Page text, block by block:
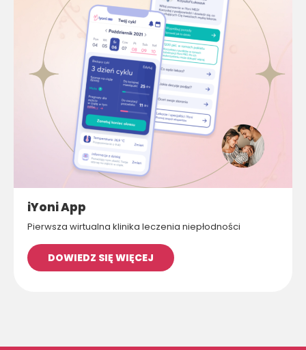
iYoni App
Pierwsza wirtualna klinika leczenia niepłodności
DOWIEDZ SIĘ WIĘCEJ